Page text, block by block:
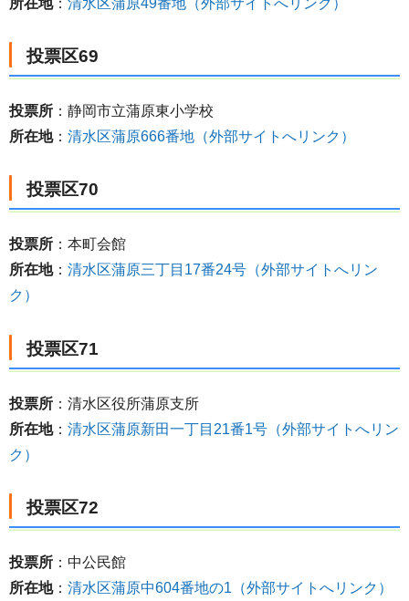
投票区69
投票所 ：静岡市立蒲原東小学校
所在地： 清水区蒲原666番地（外部サイトへリンク）
投票区70
投票所 ：本町会館
所在地： 清水区蒲原三丁目17番24号（外部サイトへリン
ク）
投票区71
投票所 ：清水区役所蒲原支所
所在地： 清水区蒲原新田一丁目21番1号（外部サイトへリン
ク）
投票区72
投票所 ：中公民館
所在地： 清水区蒲原中604番地の1（外部サイトへリンク）